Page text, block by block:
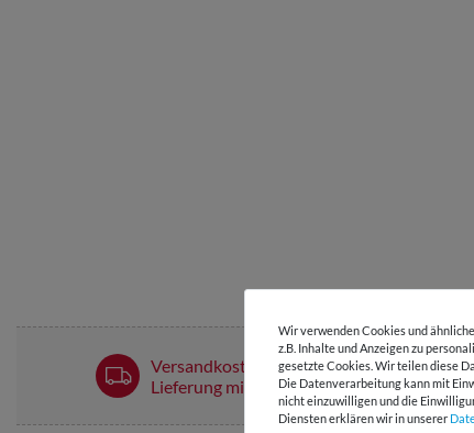
Versandkostenfrei ab 60 € -
Lieferung mit DHL
Wir verwenden Cookies und
z.B. Inhalte und Anzeigen zu
gesetzte Cookies. Wir teilen diese
Die Datenverarbeitung kann mit
nicht einzuwilligen und die
Diensten erklären wir in unserer